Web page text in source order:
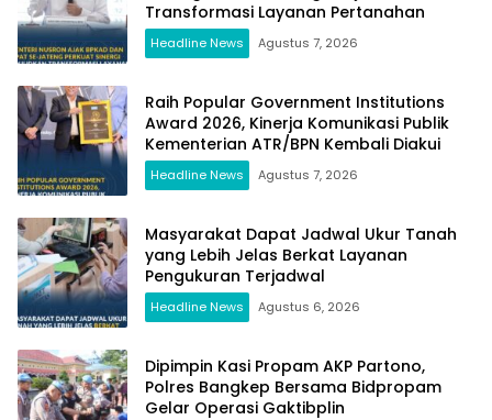
Transformasi Layanan Pertanahan
Headline News Agustus 7, 2026
Raih Popular Government Institutions
Award 2026, Kinerja Komunikasi Publik
Kementerian ATR/BPN Kembali Diakui
Headline News Agustus 7, 2026
Masyarakat Dapat Jadwal Ukur Tanah
yang Lebih Jelas Berkat Layanan
Pengukuran Terjadwal
Headline News Agustus 6, 2026
Dipimpin Kasi Propam AKP Partono,
Polres Bangkep Bersama Bidpropam
Gelar Operasi Gaktibplin